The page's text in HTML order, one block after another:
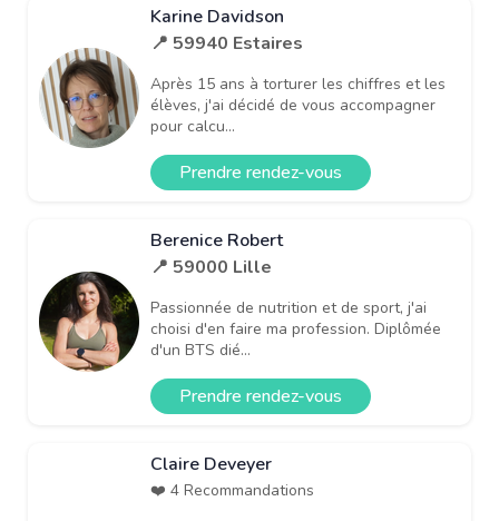
Karine Davidson
📍 59940 Estaires
Après 15 ans à torturer les chiffres et les
élèves, j'ai décidé de vous accompagner
pour calcu...
Prendre rendez-vous
Berenice Robert
📍 59000 Lille
Passionnée de nutrition et de sport, j'ai
choisi d'en faire ma profession. Diplômée
d'un BTS dié...
Prendre rendez-vous
Claire Deveyer
❤️ 4 Recommandations